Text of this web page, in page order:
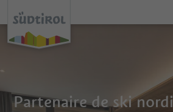
Partenaire de ski